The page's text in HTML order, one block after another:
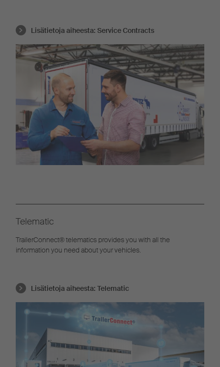
Lisätietoja aiheesta: Service Contracts
Telematic
TrailerConnect® telematics provides you with all the
information you need about your vehicles.
Lisätietoja aiheesta: Telematic